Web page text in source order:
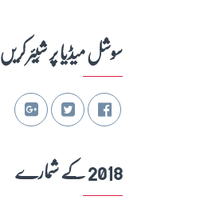
سوشل میڈیا پر شِیئر کریں
2018 کے شمارے